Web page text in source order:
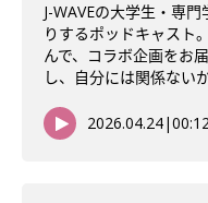
J-WAVEの大学生・専
りするポッドキャスト
んで、コラボ企画をお
し、自分には関係ない
2026.04.24|